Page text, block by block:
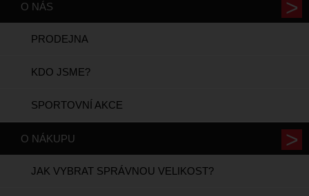
O NÁS
PRODEJNA
KDO JSME?
SPORTOVNÍ AKCE
O NÁKUPU
JAK VYBRAT SPRÁVNOU VELIKOST?